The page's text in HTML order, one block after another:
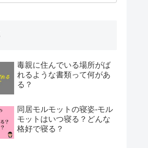
毒親に住んでいる場所がば
れるような書類って何があ
る？
同居モルモットの寝姿-モル
モットはいつ寝る？どんな
格好で寝る？